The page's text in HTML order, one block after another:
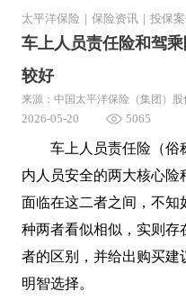
太平洋保险 保险资讯 投保案
车上人员责任险和驾
较好
来源：中国太平洋保险（集团）股
2026-05-20 5065
车上人员责任险（俗
内人员安全的两大核心险
面临在这二者之间，不知
种两者看似相似，实则存
者的区别，并给出购买建
明智选择。